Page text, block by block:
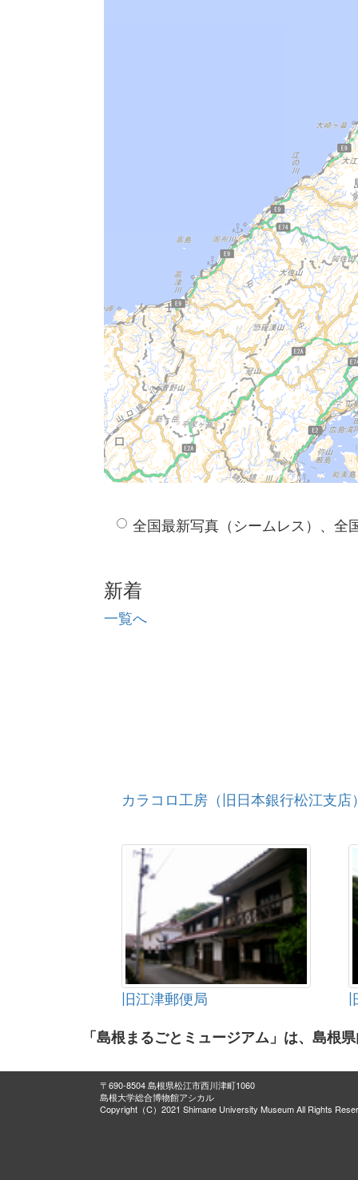
全国最新写真（シームレス）、全
新着
一覧へ
カラコロ工房（旧日本銀行松江支店
旧江津郵便局
「島根まるごとミュージアム」は、島根
〒690-8504 島根県松江市西川津町1060
島根大学総合博物館アシカル
Copyright（C）2021 Shimane University Museum All Rights